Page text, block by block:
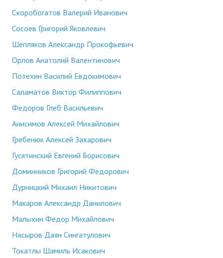
Скоробогатов Валерий Иванович
Сосоев Григорий Яковлевич
Шепляков Александр Прокофьевич
Орлов Анатолий Валентинович
Потехин Василий Евдокимович
Саламатов Виктор Филиппович
Федоров Глеб Васильевич
Анисимов Алексей Михайлович
Гребенюк Алексей Захарович
Гусятинский Евгений Борисович
Доминников Григорий Фёдорович
Дурницкий Михаил Никитович
Макаров Александр Данилович
Малыхин Федор Михайлович
Насыров Даян Сингатулович
Токатлы Шамиль Исакович